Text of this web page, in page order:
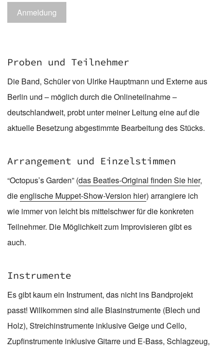
Anmeldung
Proben und Teilnehmer
Die Band, Schüler von Ulrike Hauptmann und Externe aus
Berlin und – möglich durch die Onlineteilnahme –
deutschlandweit, probt unter meiner Leitung eine auf die
aktuelle Besetzung abgestimmte Bearbeitung des Stücks.
Arrangement und Einzelstimmen
“Octopus’s Garden” (das Beatles-Original finden Sie hier,
dieenglische Muppet-Show-Version hier) arrangiere ich
wie immer von leicht bis mittelschwer für die konkreten
Teilnehmer. Die Möglichkeit zum Improvisieren gibt es
auch.
Instrumente
Es gibt kaum ein Instrument, das nicht ins Bandprojekt
passt! Willkommen sind alle Blasinstrumente (Blech und
Holz), Streichinstrumente inklusive Geige und Cello,
Zupfinstrumente inklusive Gitarre und E-Bass, Schlagzeug,